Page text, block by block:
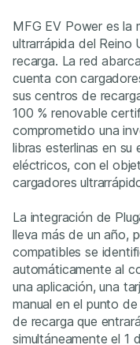
MFG EV Power es la
ultrarrápida del Reino
recarga. La red
cuenta con
sus centros de
100 % renovable
comprometido una
libras esterlinas en
eléctricos, con el
cargadores
La integración de
lleva más de un año,
compatibles se
automáticamente al
una aplicación, una
manual en el punto
de recarga que
simultáneamente el 1